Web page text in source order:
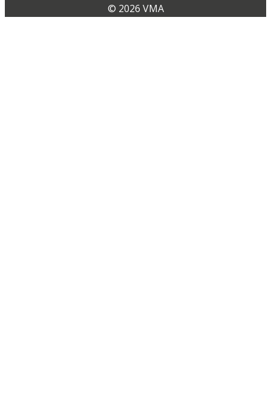
© 2026 VMA